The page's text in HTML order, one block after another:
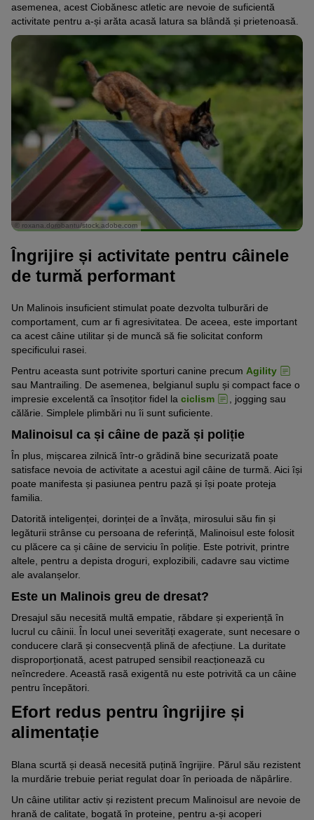
asemenea, acest Ciobănesc atletic are nevoie de suficientă
activitate pentru a-și arăta acasă latura sa blândă și prietenoasă.
© roxana.dorobantu/stock.adobe.com
Îngrijire și activitate pentru câinele
de turmă performant
Un Malinois insuficient stimulat poate dezvolta tulburări de
comportament, cum ar fi agresivitatea. De aceea, este important
ca acest câine utilitar și de muncă să fie solicitat conform
specificului rasei.
Pentru aceasta sunt potrivite sporturi canine precum Agility
sau Mantrailing. De asemenea, belgianul suplu și compact face o
impresie excelentă ca însoțitor fidel la ciclism
, jogging sau
călărie. Simplele plimbări nu îi sunt suficiente.
Malinoisul ca și câine de pază și poliție
În plus, mișcarea zilnică într-o grădină bine securizată poate
satisface nevoia de activitate a acestui agil câine de turmă. Aici își
poate manifesta și pasiunea pentru pază și își poate proteja
familia.
Datorită inteligenței, dorinței de a învăța, mirosului său fin și
legăturii strânse cu persoana de referință, Malinoisul este folosit
cu plăcere ca și câine de serviciu în poliție. Este potrivit, printre
altele, pentru a depista droguri, explozibili, cadavre sau victime
ale avalanșelor.
Este un Malinois greu de dresat?
Dresajul său necesită multă empatie, răbdare și experiență în
lucrul cu câinii. În locul unei severități exagerate, sunt necesare o
conducere clară și consecvență plină de afecțiune. La duritate
disproporționată, acest patruped sensibil reacționează cu
neîncredere. Această rasă exigentă nu este potrivită ca un câine
pentru începători.
Efort redus pentru îngrijire și
alimentație
Blana scurtă și deasă necesită puțină îngrijire. Părul său rezistent
la murdărie trebuie periat regulat doar în perioada de năpârlire.
Un câine utilitar activ și rezistent precum Malinoisul are nevoie de
hrană de calitate, bogată în proteine, pentru a-și acoperi